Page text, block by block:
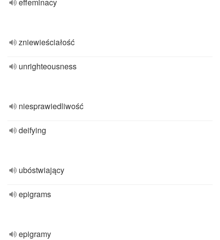
zniewieściałość
unrighteousness
niesprawiedliwość
deifying
ubóstwiający
epigrams
epigramy